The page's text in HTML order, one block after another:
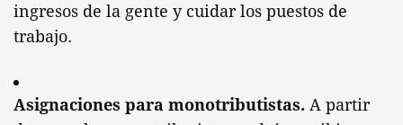
ingresos de la gente y cuidar los puestos de
trabajo.
Asignaciones para monotributistas. A partir